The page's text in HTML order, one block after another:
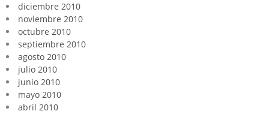
diciembre 2010
noviembre 2010
octubre 2010
septiembre 2010
agosto 2010
julio 2010
junio 2010
mayo 2010
abril 2010